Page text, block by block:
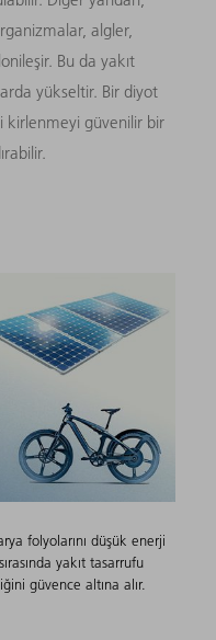
algler,
Bu da yakıt
yükseltir. Bir diyot
kirlenmeyi güvenilir bir
folyolarını düşük enerji
yakıt tasarrufu
güvence altına alır.